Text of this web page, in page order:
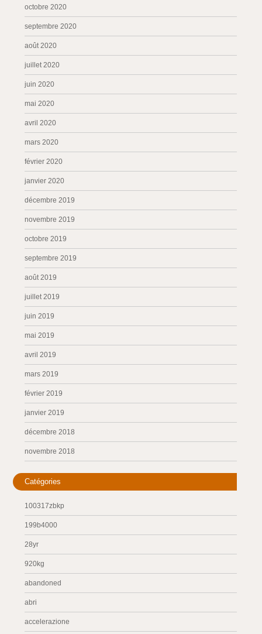
octobre 2020
septembre 2020
août 2020
juillet 2020
juin 2020
mai 2020
avril 2020
mars 2020
février 2020
janvier 2020
décembre 2019
novembre 2019
octobre 2019
septembre 2019
août 2019
juillet 2019
juin 2019
mai 2019
avril 2019
mars 2019
février 2019
janvier 2019
décembre 2018
novembre 2018
Catégories
100317zbkp
199b4000
28yr
920kg
abandoned
abri
accelerazione